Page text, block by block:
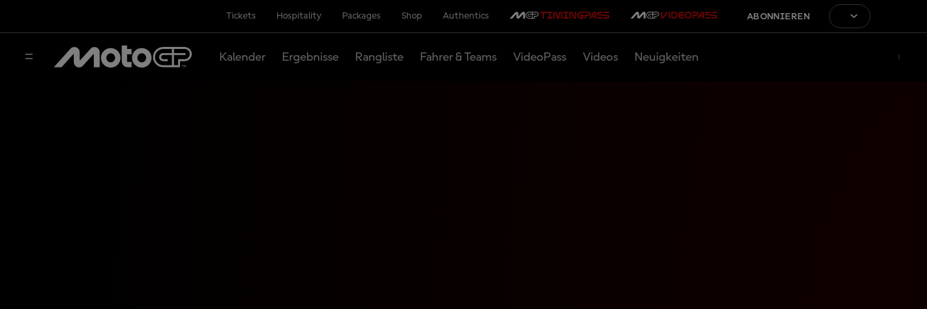
Tickets Hospitality Packages Shop Authentics ABONNIEREN
Kalender Ergebnisse Rangliste Fahrer & Teams VideoPass Videos Neuigkeiten